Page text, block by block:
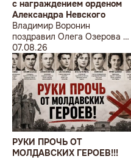
с награждением орденом
Александра Невского
Владимир Воронин
поздравил Олега Озерова с
награждением орденом
Александра Невского
07.08.26
РУКИ ПРОЧЬ ОТ
МОЛДАВСКИХ ГЕРОЕВ!!!